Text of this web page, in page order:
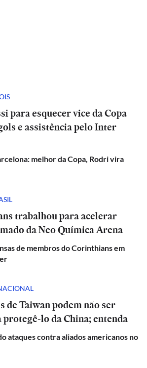
para esquecer vice da Copa
e assistência pelo Inter
melhor da Copa, Rodri vira
trabalhou para acelerar
da Neo Química Arena
de membros do Corinthians em
de Taiwan podem não ser
lo da China; entenda
ataques contra aliados americanos no